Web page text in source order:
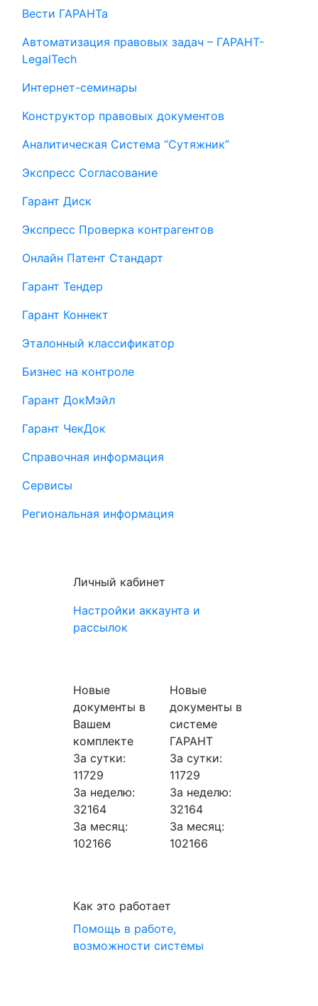
Вести ГАРАНТа
Автоматизация правовых задач – ГАРАНТ-
LegalTech
Интернет-семинары
Конструктор правовых документов
Аналитическая Система “Сутяжник”
Экспресс Согласование
Гарант Диск
Экспресс Проверка контрагентов
Онлайн Патент Стандарт
Гарант Тендер
Гарант Коннект
Эталонный классификатор
Бизнес на контроле
Гарант ДокМэйл
Гарант ЧекДок
Справочная информация
Сервисы
Региональная информация
Личный кабинет
Настройки аккаунта и
рассылок
Новые
документы в
Вашем
комплекте
За сутки:
11729
За неделю:
32164
За месяц:
102166
Новые
документы в
системе
ГАРАНТ
За сутки:
11729
За неделю:
32164
За месяц:
102166
Как это работает
Помощь в работе,
возможности системы